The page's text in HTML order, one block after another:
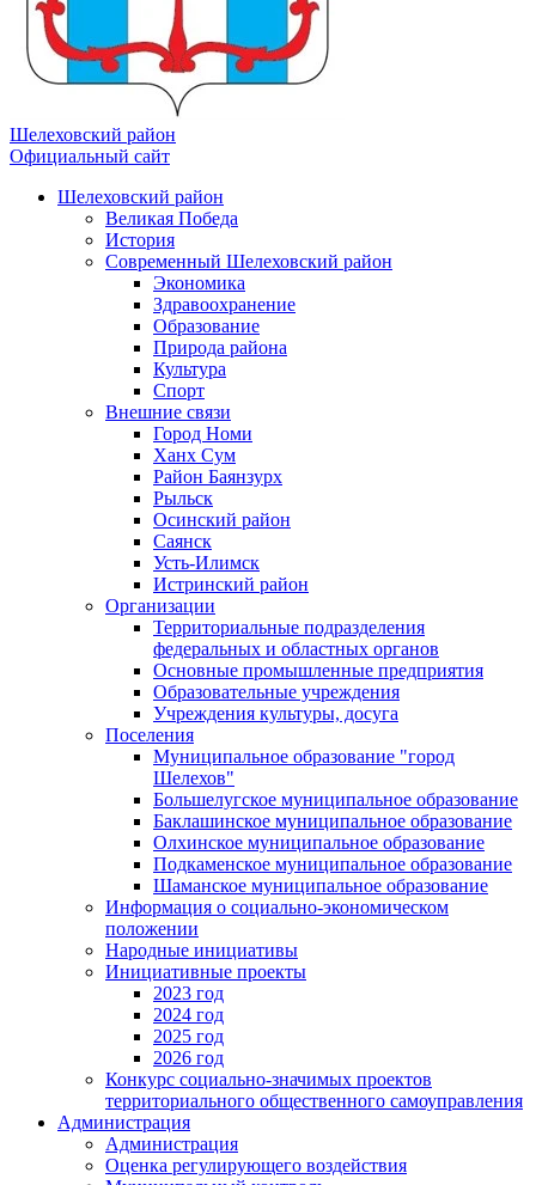
Шелеховский район
Официальный сайт
Шелеховский район
Великая Победа
История
Современный Шелеховский район
Экономика
Здравоохранение
Образование
Природа района
Культура
Спорт
Внешние связи
Город Номи
Ханх Сум
Район Баянзурх
Рыльск
Осинский район
Саянск
Усть-Илимск
Истринский район
Организации
Территориальные подразделения
федеральных и областных органов
Основные промышленные предприятия
Образовательные учреждения
Учреждения культуры, досуга
Поселения
Муниципальное образование "город
Шелехов"
Большелугское муниципальное образование
Баклашинское муниципальное образование
Олхинское муниципальное образование
Подкаменское муниципальное образование
Шаманское муниципальное образование
Информация о социально-экономическом
положении
Народные инициативы
Инициативные проекты
2023 год
2024 год
2025 год
2026 год
Конкурс социально-значимых проектов
территориального общественного самоуправления
Администрация
Администрация
Оценка регулирующего воздействия